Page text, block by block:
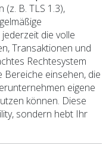
B. TLS 1.3),
die volle
Transaktionen und
Rechtesystem
Bereiche einsehen, die
eigene
können. Diese
sondern hebt Ihr